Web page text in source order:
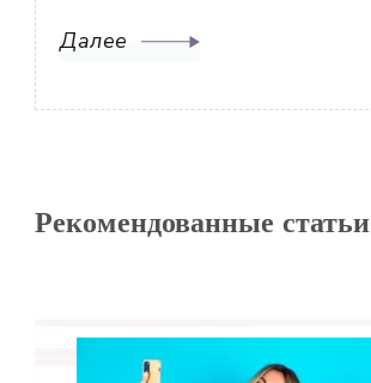
Далее
Рекомендованные статьи